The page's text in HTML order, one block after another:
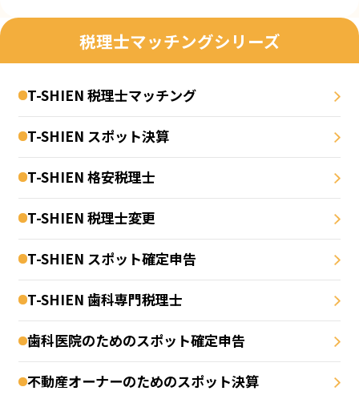
税理士マッチングシリーズ
T-SHIEN 税理士マッチング
T-SHIEN スポット決算
T-SHIEN 格安税理士
T-SHIEN 税理士変更
T-SHIEN スポット確定申告
T-SHIEN 歯科専門税理士
歯科医院のためのスポット確定申告
不動産オーナーのためのスポット決算